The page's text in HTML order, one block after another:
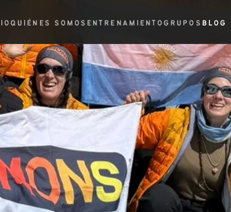
QUIÉNES SOMOS ENTRENAMIENTOGRUPOS BLOG